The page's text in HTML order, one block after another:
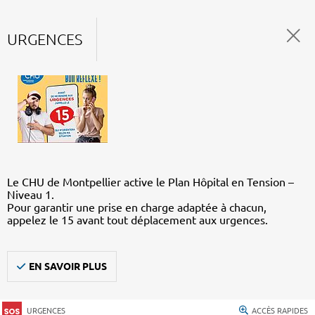
URGENCES
Le CHU de Montpellier active le Plan Hôpital en Tension –
Niveau 1.
Pour garantir une prise en charge adaptée à chacun,
appelez le 15 avant tout déplacement aux urgences.
EN SAVOIR PLUS
URGENCES ACCÈS RAPIDES